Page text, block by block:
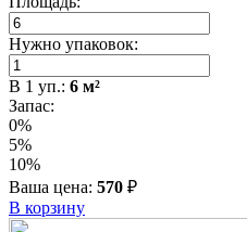
Нужно упаковок:
В 1 уп.: 6 м²
Запас:
0%
5%
10%
Ваша цена: 570 ₽
В корзину